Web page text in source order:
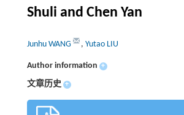
Shuli and Chen Yan
Junhu WANG , Yutao LIU
Author information +
文章历史 +